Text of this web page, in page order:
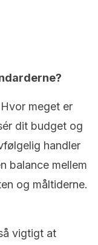
meget er
dit budget og
handler
balance mellem
og måltiderne.
vigtigt at